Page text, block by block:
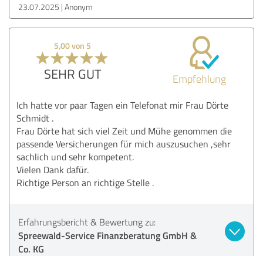
23.07.2025 Anonym
5,00 von 5
SEHR GUT Empfehlung
Ich hatte vor paar Tagen ein Telefonat mir Frau Dörte
Schmidt .
Frau Dörte hat sich viel Zeit und Mühe genommen die
passende Versicherungen für mich auszusuchen ,sehr
sachlich und sehr kompetent.
Vielen Dank dafür.
Richtige Person an richtige Stelle .
Erfahrungsbericht & Bewertung zu:
Spreewald-Service Finanzberatung GmbH &
Co. KG